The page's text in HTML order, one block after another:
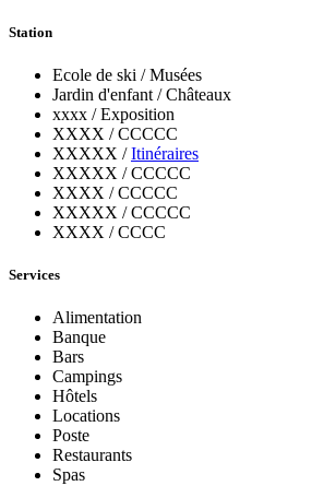
Station
Ecole de ski / Musées
Jardin d'enfant / Châteaux
xxxx / Exposition
XXXX / CCCCC
XXXXX /Itinéraires
XXXXX / CCCCC
XXXX / CCCCC
XXXXX / CCCCC
XXXX / CCCC
Services
Alimentation
Banque
Bars
Campings
Hôtels
Locations
Poste
Restaurants
Spas